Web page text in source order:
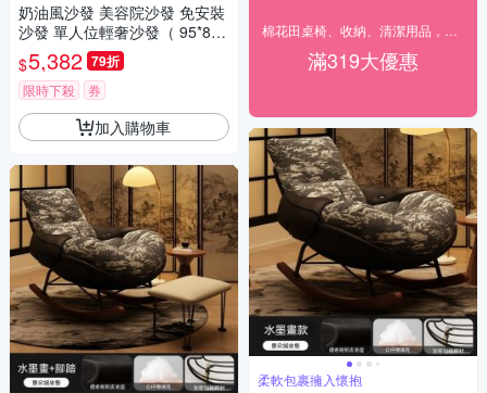
奶油風沙發 美容院沙發 免安裝
沙發 單人位輕奢沙發（ 95*80*
72cm）奶油風鍵盤豎條實木皮
沙發
$5,382 79折
限時下殺 券
加入購物車
滿319大優惠
柔軟包裹擁入懷抱